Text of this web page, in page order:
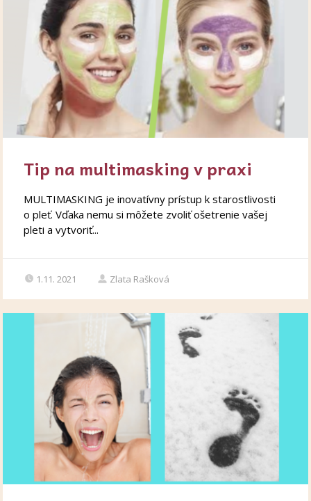
Tip na multimasking v praxi
MULTIMASKING je inovatívny prístup k starostlivosti
o pleť. Vďaka nemu si môžete zvoliť ošetrenie vašej
pleti a vytvoriť...
1.11. 2021 Zlata Rašková